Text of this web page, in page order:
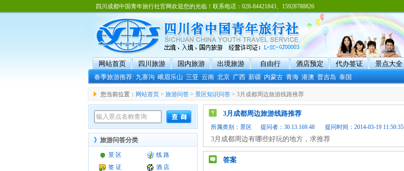
四川成都中国青年旅行社官网欢迎您的光临！联系电话：028-84421843、15928788826
网站首页 四川旅游 国内旅游 出境旅游 自由行 酒店预定 代办签证
景点大全
春季旅游推荐:九寨沟 峨眉乐山 三亚 云南 北京 广西 新疆 内蒙古 青海 港澳 普吉岛 泰国
您当前位置： 网站首页 > 旅游问答 > 景区知识问答 > 3月成都周边旅游线路推荐
》 旅游问答分类
景 区
线 路
签 证
酒 店
3月成都周边旅游线路推荐
所属类别： 景区 提问者：30.13.169.48 提问时间：2014-03-19 11:50:35
3月成都周边有哪些好玩的地方，求推荐
答案